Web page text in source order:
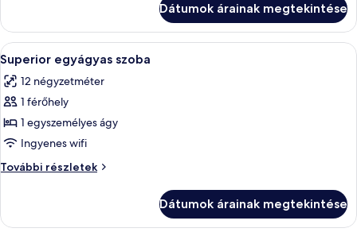
külön
ággyal,
2
egyszemélyes
ágy
ággyal,
egyszemélyes
ágy
további
részletei
Dátumok árainak megtekintése
A
következő
szoba
összes
képének
megtekintése:
Superior
egyágyas
Egy szállodai szoba, amelyben
4
Superior egyágyas szoba
12 négyzetméter
1 férőhely
1 egyszemélyes ágy
Ingyenes wifi
További részletek
Superior
részletei
Dátumok árainak megtekintése